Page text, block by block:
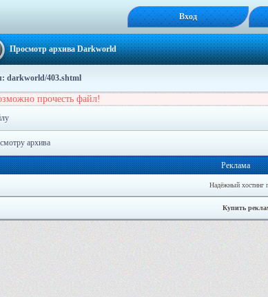
Вход
Просмотр архива Darkworld
darkworld/403.shtml
прочесть файл!
архива
Реклама
Надёжный хостинг
Купить